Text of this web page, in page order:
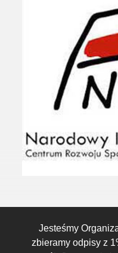
Jesteśmy
zbieramy odpisy z